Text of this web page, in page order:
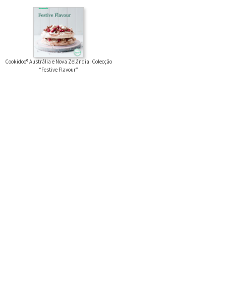
Cookidoo® Austrália e Nova Zelândia: Colecção
“Festive Flavour”